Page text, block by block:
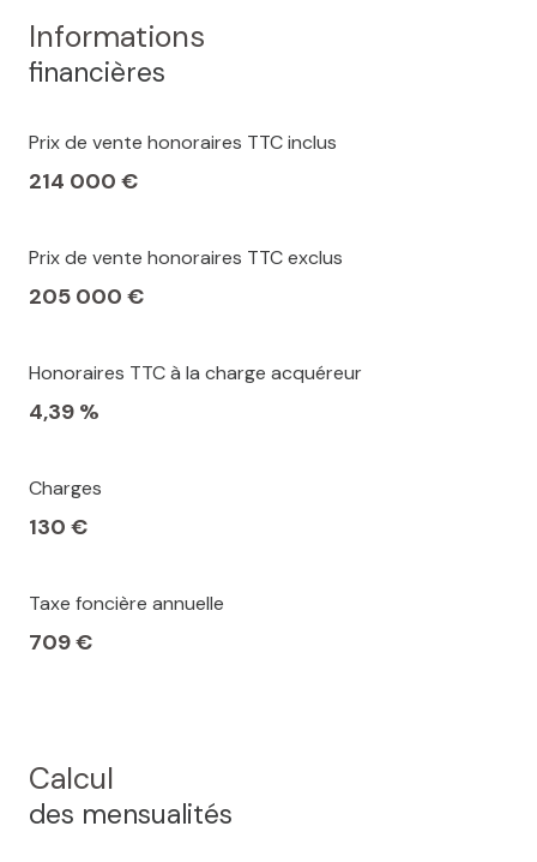
Informations
financières
Prix de vente honoraires TTC inclus
214 000 €
Prix de vente honoraires TTC exclus
205 000 €
Honoraires TTC à la charge acquéreur
4,39 %
Charges
130 €
Taxe foncière annuelle
709 €
Calcul
des mensualités